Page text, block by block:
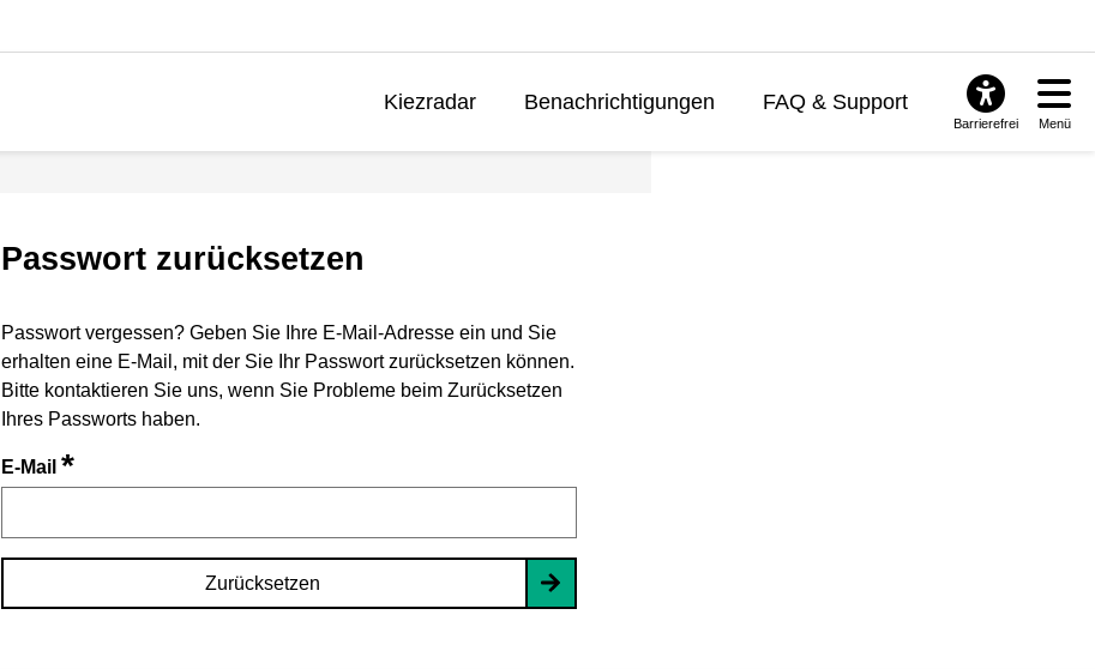
Kiezradar Benachrichtigungen FAQ & Support
Barrierefrei Menü
Passwort zurücksetzen
Passwort vergessen? Geben Sie Ihre E-Mail-Adresse ein und Sie
erhalten eine E-Mail, mit der Sie Ihr Passwort zurücksetzen können.
Bitte kontaktieren Sie uns, wenn Sie Probleme beim Zurücksetzen
Ihres Passworts haben.
E-Mail *
Zurücksetzen